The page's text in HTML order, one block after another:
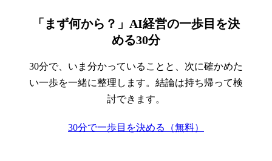
「まず何から？」AI経営の一歩目を決
める30分
30分で、いま分かっていることと、次に確かめた
い一歩を一緒に整理します。結論は持ち帰って検
討できます。
30分で一歩目を決める（無料）